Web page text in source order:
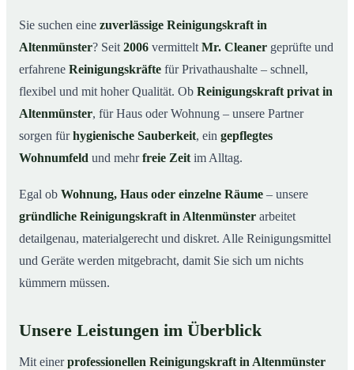
04So läuft die Buchung einer Reinigungskraft ab
Typische Anlässe für eine Reinigungskraft
Jetzt Reinigungskraft buchen
08So einfach buchen Sie eine Reinigungskraft in
Sie suchen eine zuverlässige Reinigungskraft in
Altenmünster? Seit 2006 vermittelt Mr. Cleaner geprüfte und
erfahrene Reinigungskräfte für Privathaushalte – schnell,
flexibel und mit hoher Qualität. Ob Reinigungskraft privat in
Altenmünster, für Haus oder Wohnung – unsere Partner
sorgen fürhygienische Sauberkeit, ein gepflegtes
Wohnumfeld und mehrfreie Zeit im Alltag.
Egal ob Wohnung, Haus oder einzelne Räume – unsere
gründliche Reinigungskraft in Altenmünster arbeitet
detailgenau, materialgerecht und diskret. Alle Reinigungsmittel
und Geräte werden mitgebracht, damit Sie sich um nichts
kümmern müssen.
Unsere Leistungen im Überblick
Mit einerprofessionellen Reinigungskraft in Altenmünster